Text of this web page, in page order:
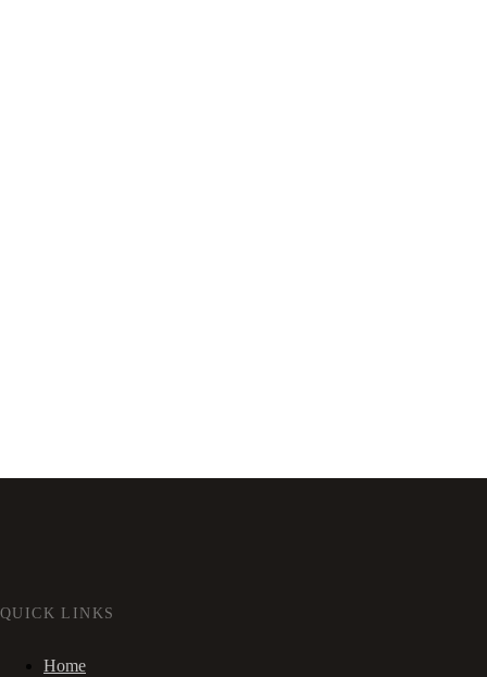
QUICK LINKS
Home